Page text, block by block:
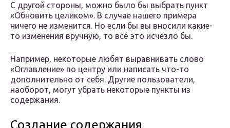
С другой стороны, можно было бы выбрать пункт
«Обновить целиком». В случае нашего примера
ничего не изменится. Но если бы вы вносили какие-
то изменения вручную, то всё это исчезло бы.
Например, некоторые любят выравнивать слово
«Оглавление» по центру или написать что-то
дополнительно от себя. Другие пользователи,
наоборот, могут убрать некоторые пункты из
содержания.
Создание содержания